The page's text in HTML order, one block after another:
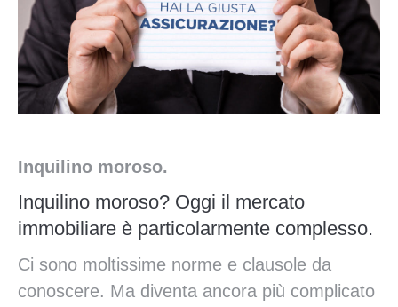
Inquilino moroso.
Inquilino moroso? Oggi il mercato
immobiliare è particolarmente complesso.
Ci sono moltissime norme e clausole da
conoscere. Ma diventa ancora più complicato